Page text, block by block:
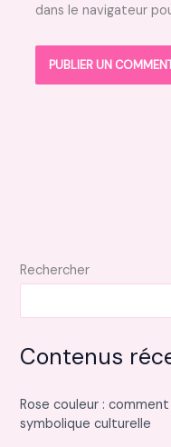
dans le navigateur
Rechercher
Contenus
Rose couleur :
symbolique culturelle